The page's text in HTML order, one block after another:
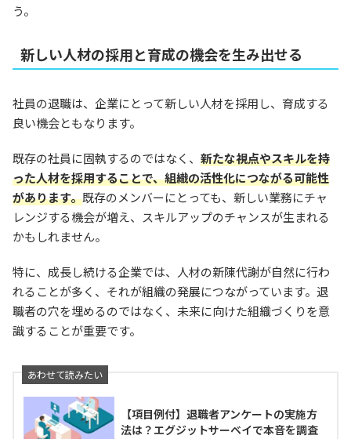
う。
新しい人材の採用と育成の機会を生み出せる
社員の退職は、企業にとって新しい人材を採用し、育成する
良い機会ともなります。
既存の社員に固執するのではなく、 新たな視点やスキルを持
った人材を採用することで、組織の活性化につながる可能性
があります。既存のメンバーにとっても、新しい業務にチャ
レンジする機会が増え、スキルアップのチャンスが生まれる
かもしれません。
特に、成長し続ける企業では、人材の新陳代謝が自然に行わ
れることが多く、それが組織の発展につながっています。退
職者の穴を埋めるのではなく、未来に向けた組織づくりを意
識することが重要です。
【項目例付】退職者アンケートの実施方
法は？エグジットサーベイで本音を調査